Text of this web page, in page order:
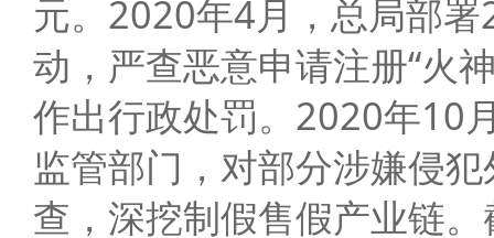
元。2020年4月，总局部
动，严查恶意申请注册“火
作出行政处罚。2020年10
监管部门，对部分涉嫌侵
查，深挖制假售假产业链